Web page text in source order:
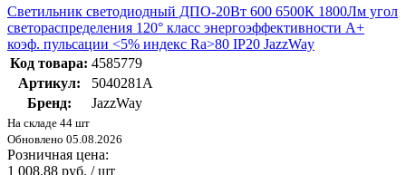
Светильник светодиодный ДПО-20Вт 600 6500К 1800Лм угол
светораспределения 120° класс энергоэффективности A+
коэф. пульсации <5% индекс Ra>80 IP20 JazzWay
Код товара: 4585779
Артикул:
5040281A
Бренд:
JazzWay
На складе 44 шт
Обновлено 05.08.2026
Розничная цена:
1 008.88 руб. / шт